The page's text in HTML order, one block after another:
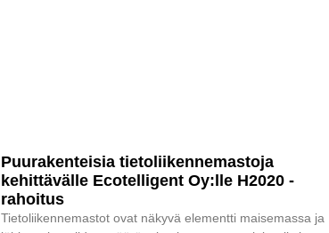
Puurakenteisia tietoliikennemastoja
kehittävälle Ecotelligent Oy:lle H2020 -
rahoitus
Tietoliikennemastot ovat näkyvä elementti maisemassa ja